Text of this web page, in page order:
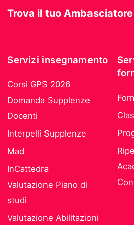
Trova il tuo Ambasciatore
Servizi insegnamento
Corsi GPS 2026
Domanda Supplenze
Docenti
Interpelli Supplenze
Mad
InCattedra
Valutazione Piano di
studi
Valutazione Abilitazioni